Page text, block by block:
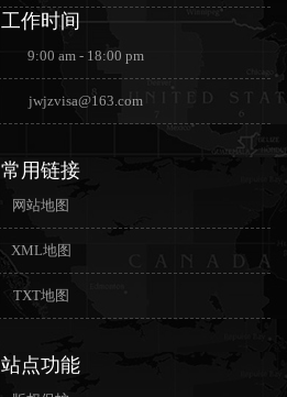
工作时间
9:00 am - 18:00 pm
jwjzvisa@163.com
常用链接
网站地图
XML地图
TXT地图
站点功能